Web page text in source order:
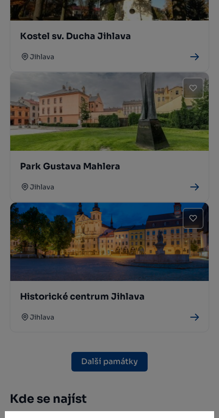
Kostel sv. Ducha Jihlava
Jihlava
Park Gustava Mahlera
Jihlava
Historické centrum Jihlava
Jihlava
Další památky
Kde se najíst